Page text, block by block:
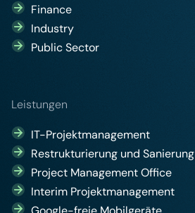
Finance
Industry
Public Sector
Leistungen
IT-Projektmanagement
Restrukturierung und Sanierung
Project Management Office
Interim Projektmanagement